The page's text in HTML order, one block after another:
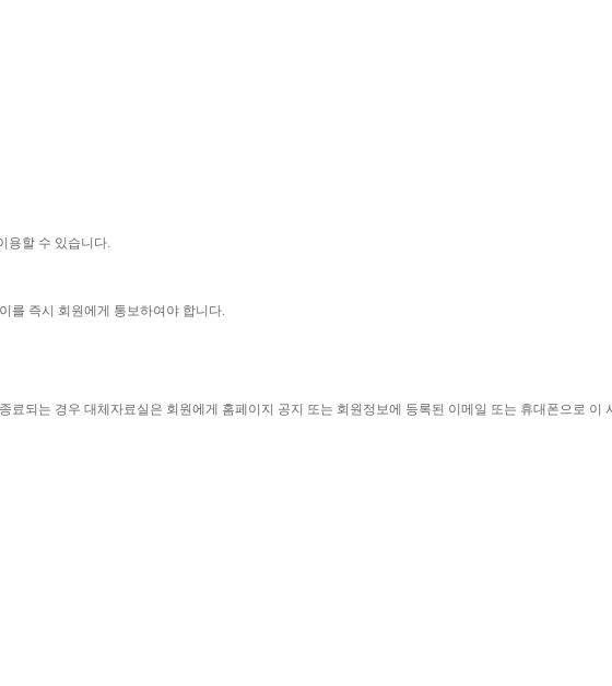
용할 수 있습니다.
를 즉시 회원에게 통보하여야 합니다.
되는 경우 대체자료실은 회원에게 홈페이지 공지 또는 회원정보에 등록된 이메일 또는 휴대폰으로 이